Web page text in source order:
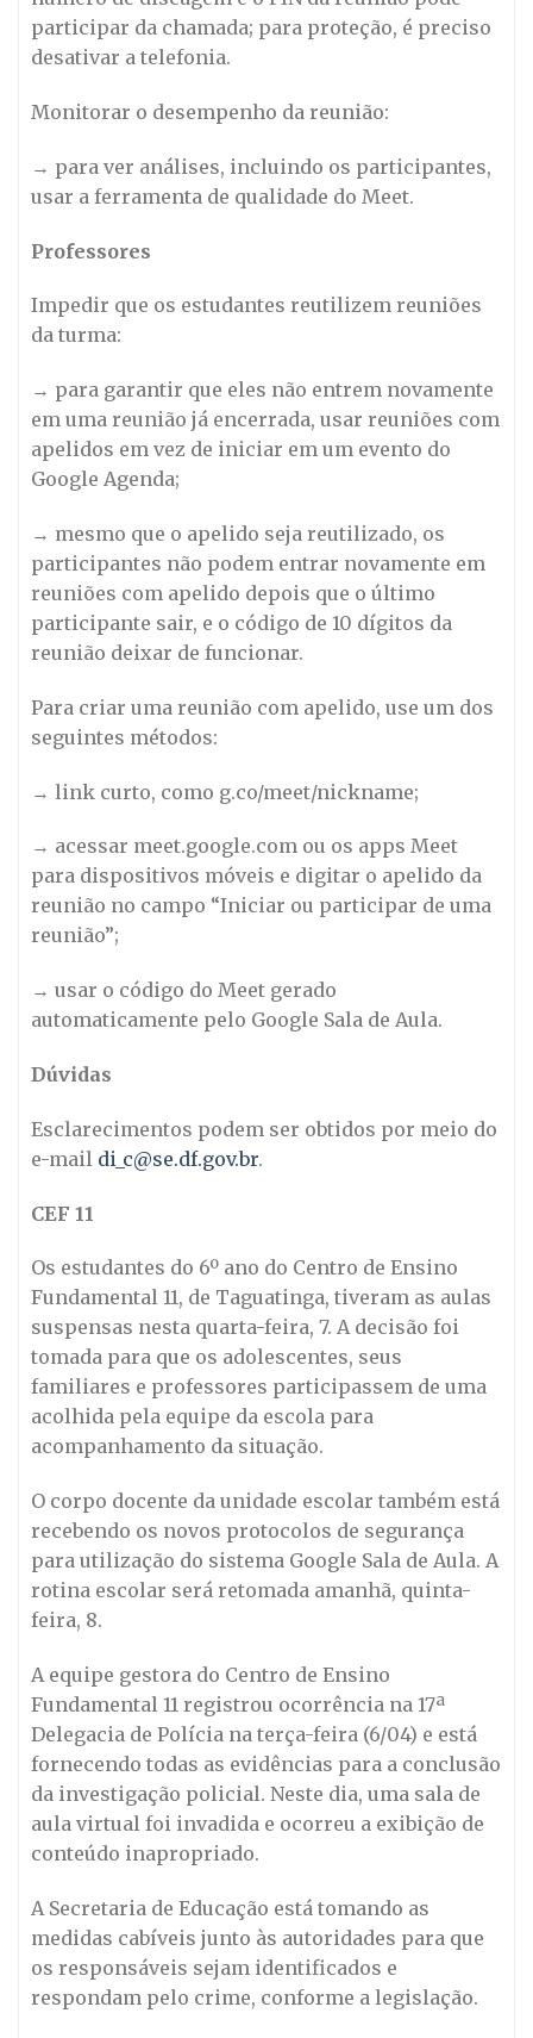
participar da chamada; para proteção, é preciso
desativar a telefonia.
Monitorar o desempenho da reunião:
→ para ver análises, incluindo os participantes,
usar a ferramenta de qualidade do Meet.
Professores
Impedir que os estudantes reutilizem reuniões
da turma:
→ para garantir que eles não entrem novamente
em uma reunião já encerrada, usar reuniões com
apelidos em vez de iniciar em um evento do
Google Agenda;
→ mesmo que o apelido seja reutilizado, os
participantes não podem entrar novamente em
reuniões com apelido depois que o último
participante sair, e o código de 10 dígitos da
reunião deixar de funcionar.
Para criar uma reunião com apelido, use um dos
seguintes métodos:
→ link curto, como g.co/meet/nickname;
→ acessar meet.google.com ou os apps Meet
para dispositivos móveis e digitar o apelido da
reunião no campo “Iniciar ou participar de uma
reunião”;
→ usar o código do Meet gerado
automaticamente pelo Google Sala de Aula.
Dúvidas
Esclarecimentos podem ser obtidos por meio do
e-mail di_c@se.df.gov.br.
CEF 11
Os estudantes do 6º ano do Centro de Ensino
Fundamental 11, de Taguatinga, tiveram as aulas
suspensas nesta quarta-feira, 7. A decisão foi
tomada para que os adolescentes, seus
familiares e professores participassem de uma
acolhida pela equipe da escola para
acompanhamento da situação.
O corpo docente da unidade escolar também está
recebendo os novos protocolos de segurança
para utilização do sistema Google Sala de Aula. A
rotina escolar será retomada amanhã, quinta-
feira, 8.
A equipe gestora do Centro de Ensino
Fundamental 11 registrou ocorrência na 17ª
Delegacia de Polícia na terça-feira (6/04) e está
fornecendo todas as evidências para a conclusão
da investigação policial. Neste dia, uma sala de
aula virtual foi invadida e ocorreu a exibição de
conteúdo inapropriado.
A Secretaria de Educação está tomando as
medidas cabíveis junto às autoridades para que
os responsáveis sejam identificados e
respondam pelo crime, conforme a legislação.